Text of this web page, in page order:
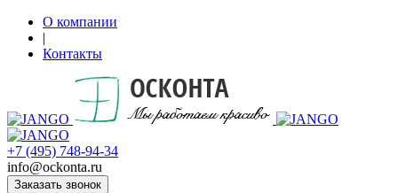
О компании
|
Контакты
+7 (495) 748-94-34
info@ockonta.ru
Заказать звонок